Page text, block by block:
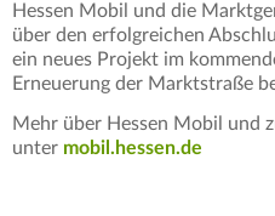
Hessen Mobil und die
über den erfolgreichen
ein neues Projekt im
Erneuerung der Marktstraße
Mehr über Hessen Mobil und
unter mobil.hessen.de